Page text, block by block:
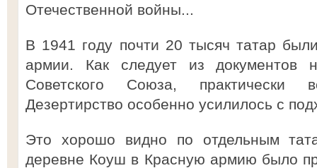
Отечественной войны...
В 1941 году почти 20 тысяч татар
армии. Как следует из документов
Советского Союза, практически
Дезертирство особенно усилилось с
Это хорошо видно по отдельным
деревне Коуш в Красную армию было